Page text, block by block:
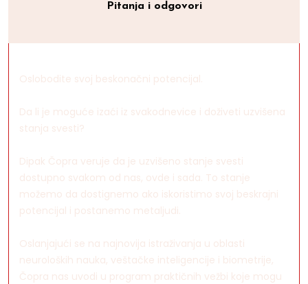
Pitanja i odgovori
Oslobodite svoj beskonačni potencijal.
Da li je moguće izaći iz svakodnevice i doživeti uzvišena
stanja svesti?
Dipak Čopra veruje da je uzvišeno stanje svesti
dostupno svakom od nas, ovde i sada. To stanje
možemo da dostignemo ako iskoristimo svoj beskrajni
potencijal i postanemo metaljudi.
Oslanjajući se na najnovija istraživanja u oblasti
neuroloških nauka, veštačke inteligencije i biometrije,
Čopra nas uvodi u program praktičnih vežbi koje mogu